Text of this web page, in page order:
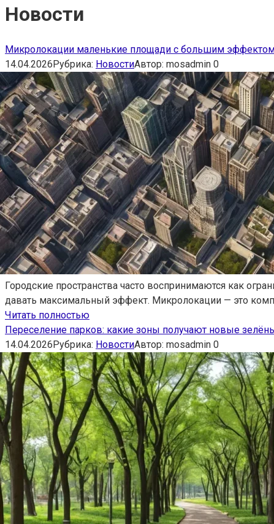
Новости
Микролокации маленькие площади с большим
14.04.2026Рубрика: НовостиАвтор: mosadmin 0
Городские пространства часто воспринимаются как
давать максимальный эффект. Микролокации — это
Читать полностью
Переселение парков: какие зоны получают новые
14.04.2026Рубрика: НовостиАвтор: mosadmin 0